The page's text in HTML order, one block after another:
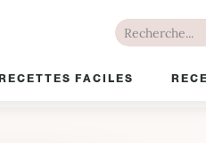
RECETTES FACILES